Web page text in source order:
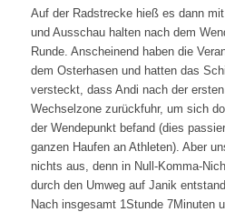
Auf der Radstrecke hieß es dann
und Ausschau halten nach dem
Runde. Anscheinend haben die
dem Osterhasen und hatten das
versteckt, dass Andi nach der
Wechselzone zurückfuhr, um sich
der Wendepunkt befand (dies
ganzen Haufen an Athleten). Aber
nichts aus, denn in Null-Komma-
durch den Umweg auf Janik
Nach insgesamt 1Stunde 7Minuten